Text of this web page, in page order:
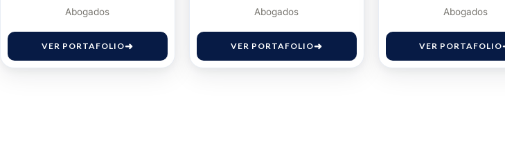
Abogados
VER PORTAFOLIO
Abogados
VER PORTAFOLIO
Abogados
VER PORTAFOLIO